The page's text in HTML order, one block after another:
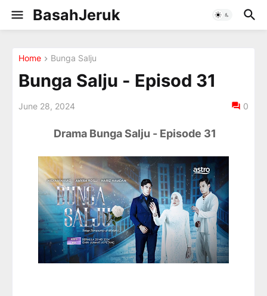
BasahJeruk
Home Bunga Salju
Bunga Salju - Episod 31
June 28, 2024 0
Drama Bunga Salju - Episode 31